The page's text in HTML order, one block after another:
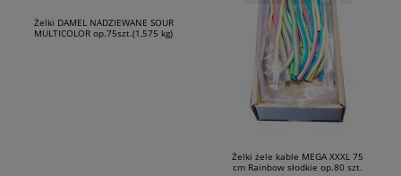
Żelki DAMEL NADZIEWANE SOUR
MULTICOLOR op.75szt.(1,575 kg)
Żelki żele kable MEGA XXXL 75
cm Rainbow słodkie op.80 szt.